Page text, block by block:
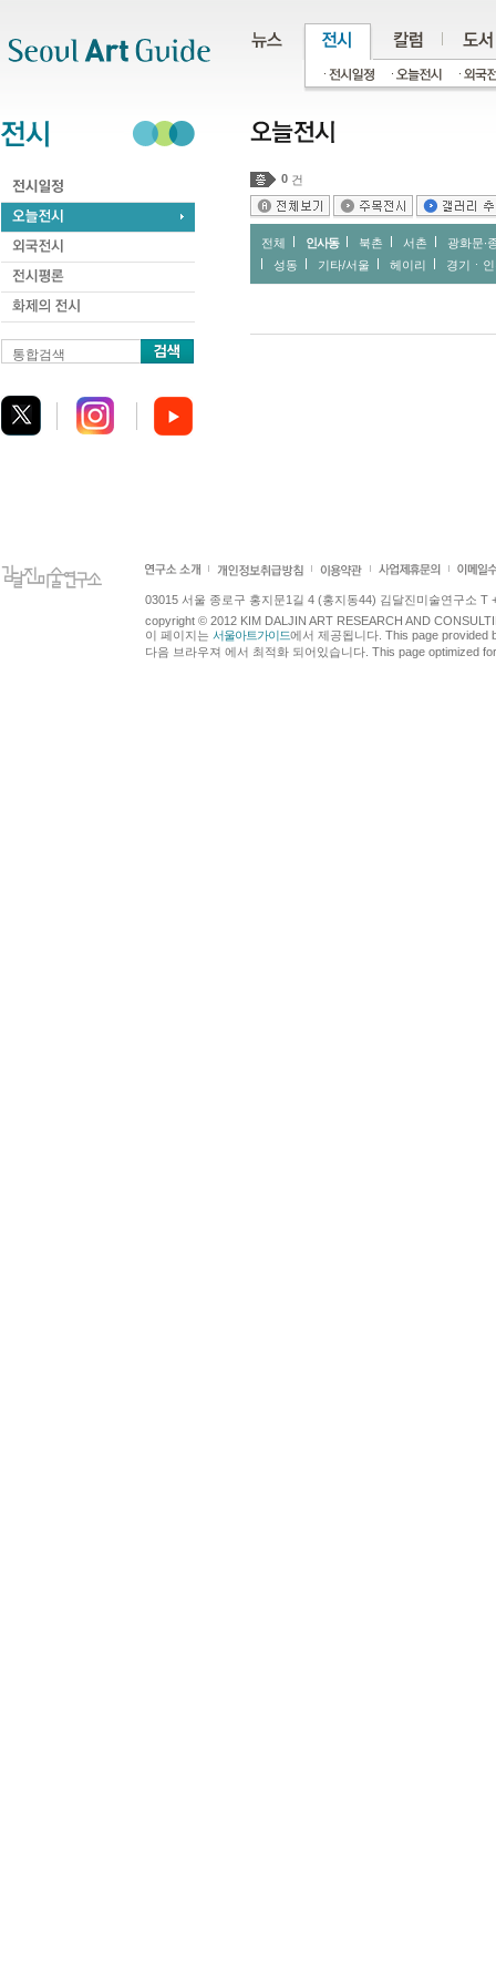
통합검색
0 건
전체 인사동 북촌 서촌
광화문∙
성동
기타/서울 헤이리 경기ㆍ
03015 서울 종로구 홍지문1길 4 (홍지동44) 김달진미술연구소 T
copyright © 2012 KIM DALJIN ART RESEARCH AND
이 페이지는 서울아트가이드에서 제공됩니다. This page provided
다음 브라우져 에서 최적화 되어있습니다. This page optimized